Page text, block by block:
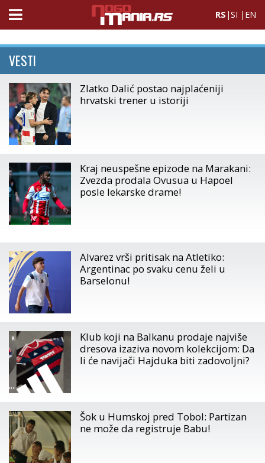
RS |SI | EN
VESTI
Zlatko Dalić postao najplaćeniji
hrvatski trener u istoriji
Kraj neuspešne epizode na Marakani:
Zvezda prodala Ovusua u Hapoel
posle lekarske drame!
Alvarez vrši pritisak na Atletiko:
Argentinac po svaku cenu želi u
Barselonu!
Klub koji na Balkanu prodaje najviše
dresova izaziva novom kolekcijom: Da
li će navijači Hajduka biti zadovoljni?
Šok u Humskoj pred Tobol: Partizan
ne može da registruje Babu!